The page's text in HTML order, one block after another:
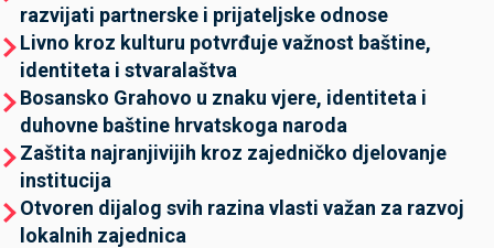
razvijati partnerske i prijateljske odnose
Livno kroz kulturu potvrđuje važnost baštine,
identiteta i stvaralaštva
Bosansko Grahovo u znaku vjere, identiteta i
duhovne baštine hrvatskoga naroda
Zaštita najranjivijih kroz zajedničko djelovanje
institucija
Otvoren dijalog svih razina vlasti važan za razvoj
lokalnih zajednica